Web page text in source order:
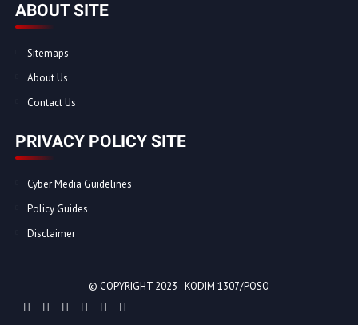
ABOUT SITE
Sitemaps
About Us
Contact Us
PRIVACY POLICY SITE
Cyber Media Guidelines
Policy Guides
Disclaimer
© COPYRIGHT 2023 -KODIM 1307/POSO